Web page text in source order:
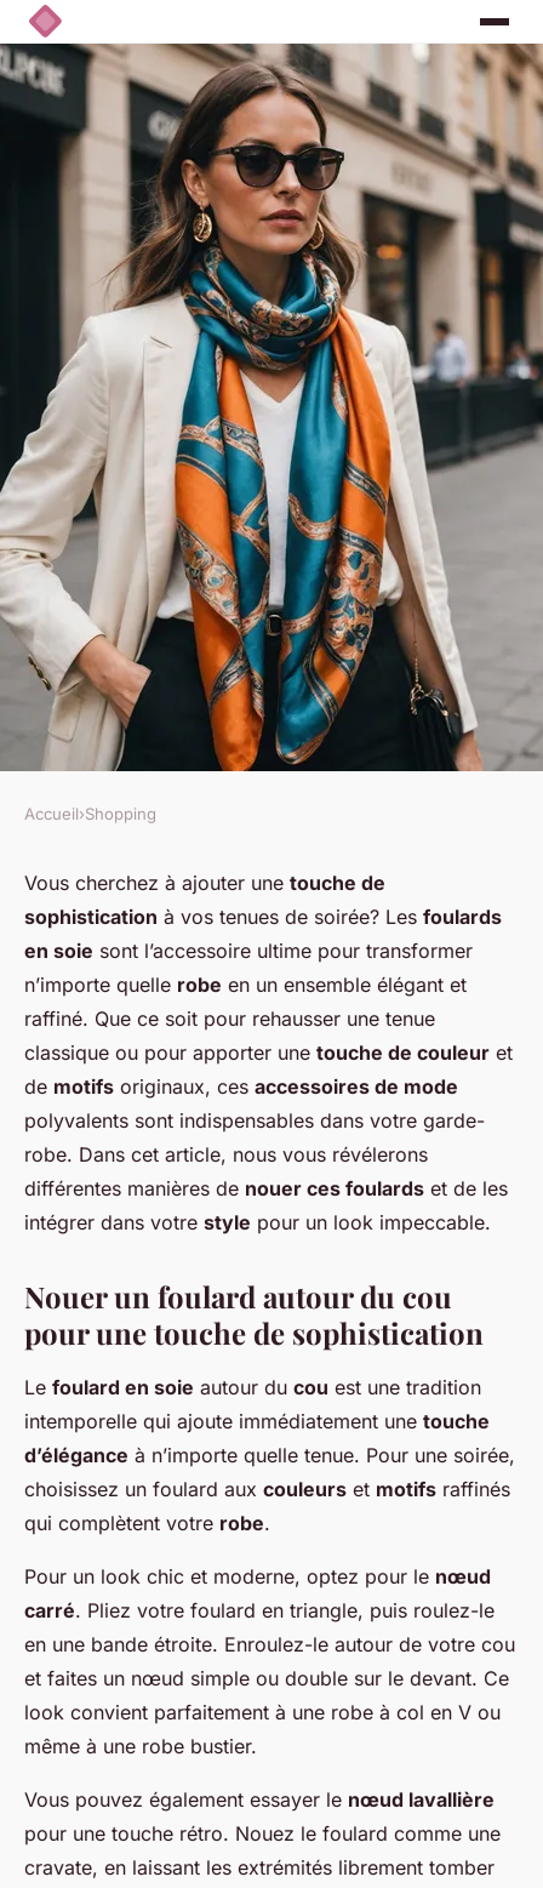
SHOPPING
Comment intégrer des
foulards en soie dans des
tenues de soirée?
Lyna•1 septembre 2024•6 min de lecture
Accueil›Shopping
Vous cherchez à ajouter une touche de
sophistication à vos tenues de soirée? Les foulards
en soie sont l’accessoire ultime pour transformer
n’importe quelle robe en un ensemble élégant et
raffiné. Que ce soit pour rehausser une tenue
classique ou pour apporter une touche de couleur et
de motifs originaux, ces accessoires de mode
polyvalents sont indispensables dans votre garde-
robe. Dans cet article, nous vous révélerons
différentes manières de nouer ces foulards et de les
intégrer dans votre style pour un look impeccable.
Nouer un foulard autour du cou
pour une touche de sophistication
Le foulard en soie autour du cou est une tradition
intemporelle qui ajoute immédiatement une touche
d’élégance à n’importe quelle tenue. Pour une soirée,
choisissez un foulard aux couleurs et motifs raffinés
qui complètent votre robe.
Pour un look chic et moderne, optez pour le nœud
carré. Pliez votre foulard en triangle, puis roulez-le
en une bande étroite. Enroulez-le autour de votre cou
et faites un nœud simple ou double sur le devant. Ce
look convient parfaitement à une robe à col en V ou
même à une robe bustier.
Vous pouvez également essayer le nœud lavallière
pour une touche rétro. Nouez le foulard comme une
cravate, en laissant les extrémités librement tomber